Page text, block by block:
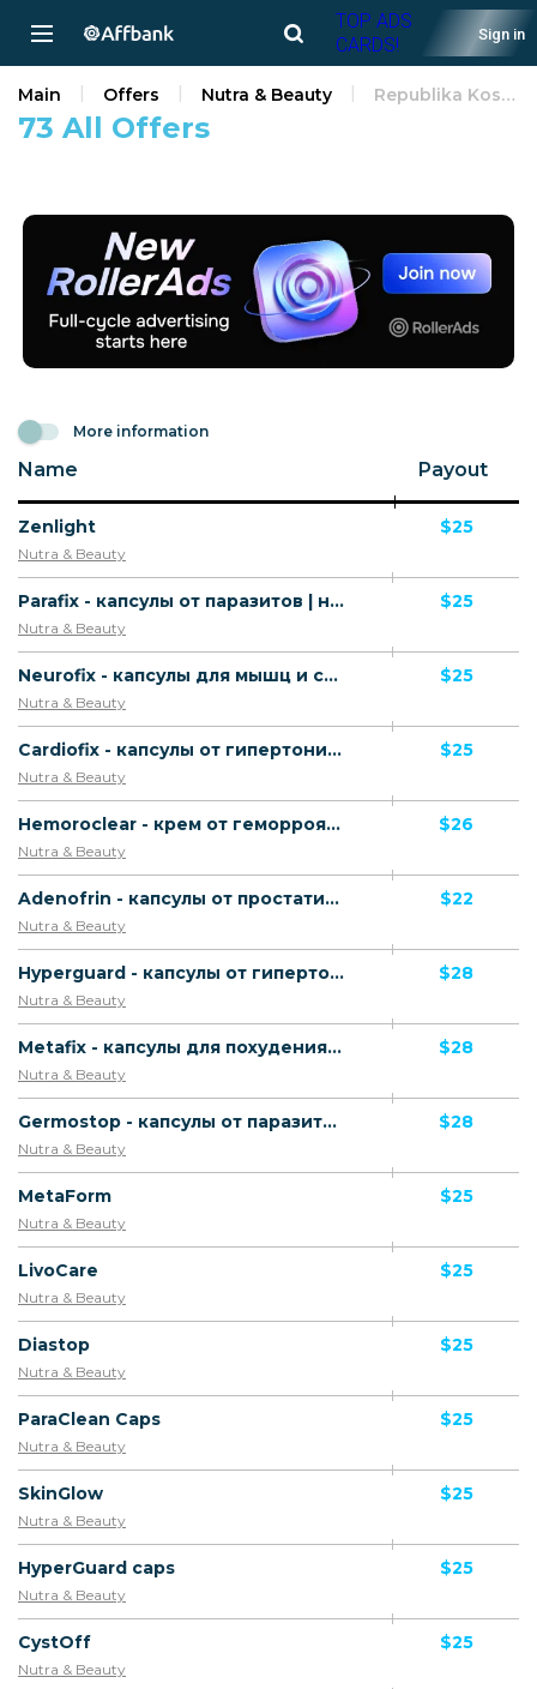
TOP ADS
CARDS!
Sign in
73 All Offers
Main Offers Nutra & Beauty Republika Kosovo
More information
Name Payout
Zenlight
Nutra & Beauty
$25
Parafix - капсулы от паразитов | низкая цена/XK
Nutra & Beauty
$25
Neurofix - капсулы для мышц и суставов | низкая цена/XK
Nutra & Beauty
$25
Cardiofix - капсулы от гипертонии | низкая цена/XK
Nutra & Beauty
$25
Hemoroclear - крем от геморроя/XK
Nutra & Beauty
$26
Adenofrin - капсулы от простатита III/XK
Nutra & Beauty
$22
Hyperguard - капсулы от гипертонии/XK
Nutra & Beauty
$28
Metafix - капсулы для похудения/XK
Nutra & Beauty
$28
Germostop - капсулы от паразитов/XK
Nutra & Beauty
$28
MetaForm
Nutra & Beauty
$25
LivoCare
Nutra & Beauty
$25
Diastop
Nutra & Beauty
$25
ParaClean Caps
Nutra & Beauty
$25
SkinGlow
Nutra & Beauty
$25
HyperGuard caps
Nutra & Beauty
$25
CystOff
Nutra & Beauty
$25